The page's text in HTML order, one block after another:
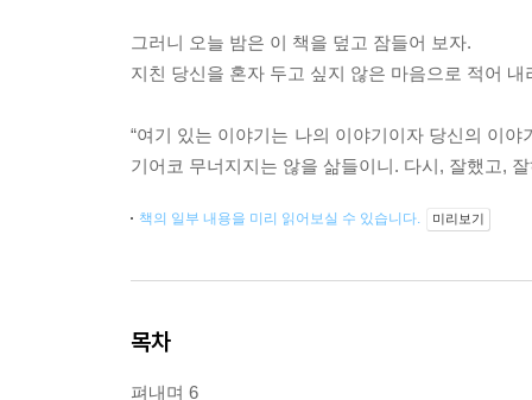
그러니 오늘 밤은 이 책을 덮고 잠들어 보자.
지친 당신을 혼자 두고 싶지 않은 마음으로 적어 내
“여기 있는 이야기는 나의 이야기이자 당신의 이
기어코 무너지지는 않을 삶들이니. 다시, 잘했고,
책의 일부 내용을 미리 읽어보실 수 있습니다. 미리보기
목차
펴내며 6